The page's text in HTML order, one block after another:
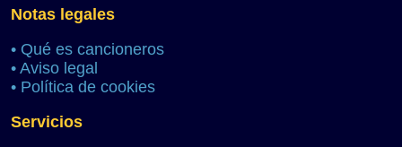
Notas legales
• Qué es cancioneros
• Aviso legal
• Política de cookies
Servicios